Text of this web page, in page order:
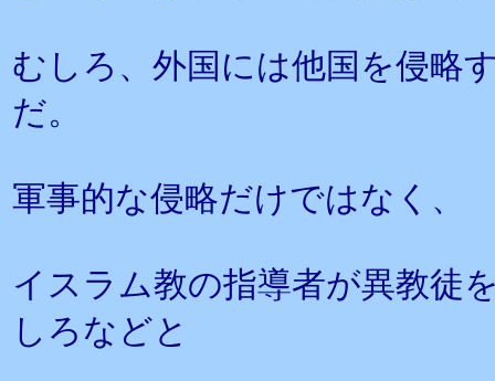
むしろ、外国には他国を侵略
だ。
軍事的な侵略だけではなく、
イスラム教の指導者が異教徒
しろなどと